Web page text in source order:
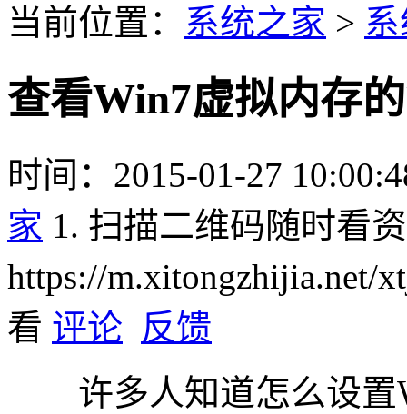
当前位置： 系统之家 >
查看Win7虚拟内存
时间：2015-01-27
家 1. 扫描二维码随时看
https://m.xitongzhijia.net/
看 评论 反馈
许多人知道怎么设置